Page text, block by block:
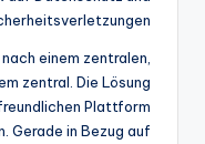
einem zentralen,
zentral. Die Lösung
Plattform
Gerade in Bezug auf